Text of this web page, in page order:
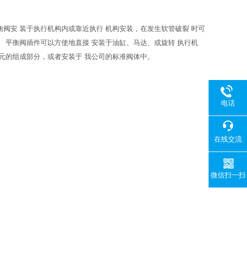
安 装于执行机构内或靠近执行 机构安装，在发生软管破裂 时可
平衡阀插件可以方使地直接 安装于油缸、马达、或旋转 执行机
组成部分，或者安装于 我公司的标准阀体中。
电话
在线交流
微信扫一扫